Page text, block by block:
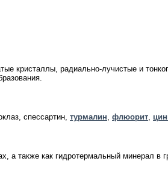
кристаллы, радиально-лучистые и
спессартин, турмалин флюорит
а также как гидротермальный минерал в